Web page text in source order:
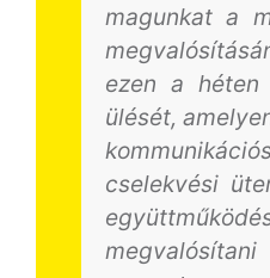
magunkat a
ezen a
ülését,
cselekvési